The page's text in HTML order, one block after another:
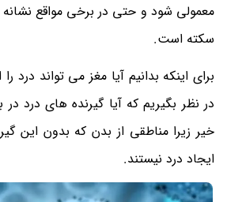
معمولی شود و حتی در برخی مواقع
سکته است.
برای اینکه بدانیم آیا مغز می تواند درد
در نظر بگیریم که آیا گیرنده های درد
خیر زیرا مناطقی از بدن که بدون این
ایجاد درد نیستند.